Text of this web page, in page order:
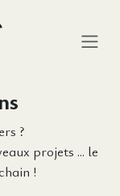
?
projets ... le
!